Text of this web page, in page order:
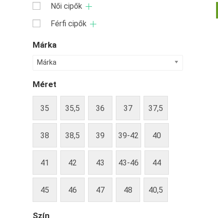
Női cipők
Férfi cipők
Márka
Márka
Méret
35 35,5 36 37 37,5
38 38,5 39 39-42 40
41 42 43 43-46 44
45 46 47 48 40,5
Szín